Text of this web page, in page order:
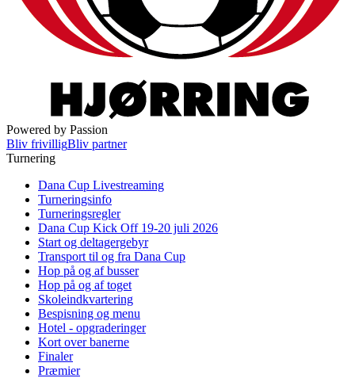
Powered by Passion
Bliv frivilligBliv partner
Turnering
Dana Cup Livestreaming
Turneringsinfo
Turneringsregler
Dana Cup Kick Off 19-20 juli 2026
Start og deltagergebyr
Transport til og fra Dana Cup
Hop på og af busser
Hop på og af toget
Skoleindkvartering
Bespisning og menu
Hotel - opgraderinger
Kort over banerne
Finaler
Præmier